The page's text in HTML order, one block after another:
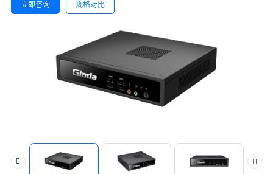
立即咨询 规格对比